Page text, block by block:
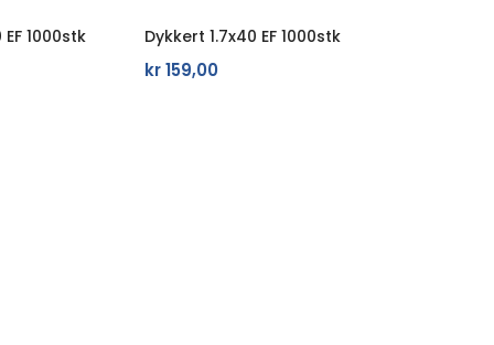
1000stk Dykkert 1.7x40 EF 1000stk
kr159,00